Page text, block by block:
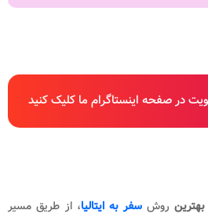
در صفحه اینستاگرام ما کلیک کنید
بهترین روشسفر به ایتالیا، از طریق مسیر